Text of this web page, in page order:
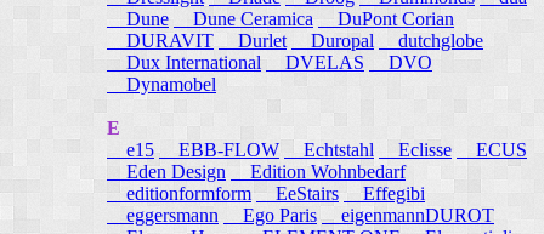
Dune
Dune Ceramica
DuPont Corian
DURAVIT
Durlet Duropal
dutchglobe
Dux International
DVELAS
DVO
Dynamobel
E
e15 EBB-FLOW Echtstahl Eclisse
ECUS
Eden Design
Edition Wohnbedarf
editionformform
EeStairs
Effegibi
eggersmann
Ego Paris
eigenmannDUROT